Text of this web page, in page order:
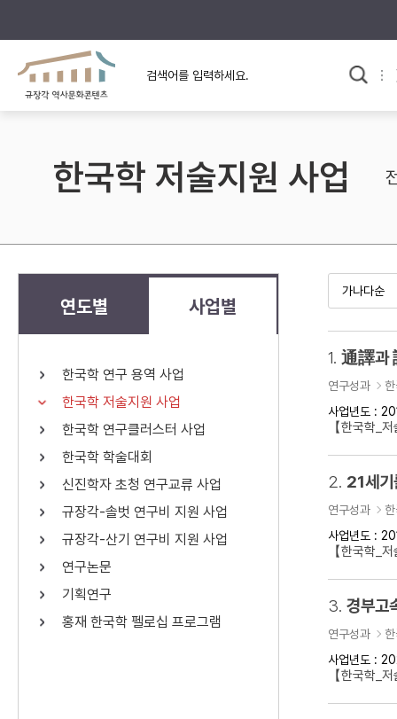
규장각의 어제와 오늘
규장각 소개영상
사료와 문학으로 본
고대
고려
조선 후기
근대
검색 연산자 사용안내
연산자
AND
OR 정조 OR 정약용 “정조” 또는 “
료를 검색
한국학 저술지원 사업
연도별 사업별
한국학 연구 용역 사업
한국학 저술지원 사업
한국학 연구클러스터 사업
한국학 학술대회
신진학자 초청 연구교류 사업
규장각-솔벗 연구비 지원 사업
규장각-산기 연구비 지원 사업
연구논문
기획연구
홍재 한국학 펠로십 프로그램
1. 通譯과
연구성과
사업년도 :
【한국학
2. 21세기
연구성과
사업년도 :
【한국학
3. 경부고
연구성과
사업년도 :
【한국학